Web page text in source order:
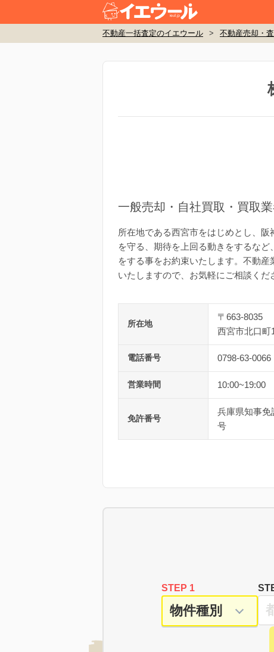
不動産一括査定のイエウール > 不動産売却・
一般売却・自社買取・買取
所在地である西宮市をはじめとし、
を守る、期待を上回る動きをするな
をする事をお約束いたします。不動
いたしますので、お気軽にご相談くだ
所在地
〒663-8035
西宮市北口町
電話番号 0798-63-0066
営業時間 10:00~19:00
免許番号
兵庫県知事
号
STEP 1